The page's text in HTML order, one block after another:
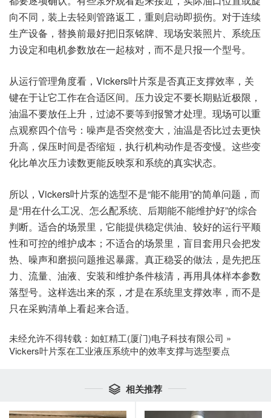
向不同，装上去轻则管路返工，重则启动即损伤。对于连续
生产设备，替换前最好把旧泵铭牌、现场安装照片、系统压
力设定和电机参数放在一起核对，而不是只报一个型号。
从运行管理角度看，Vickers叶片泵是否真正支撑效率，关
键在于让它工作在合适区间。压力设定不要长期贴近极限，
油温不要放任上升，过滤不要等到报警才处理。现场可以重
点观察四个信号：噪声是否突然变大，油温是否比过去更快
升高，保压时间是否缩短，执行机构动作是否变慢。这些变
化比单次压力读数更能反映泵和系统的真实状态。
所以，Vickers叶片泵的选型不是“能不能用”的简单问题，而
是“用在什么工况、怎么配系统、后期能不能维护好”的综合
判断。适合的场景里，它能提供稳定供油、较好的运行平顺
性和可控的维护成本；不适合的场景里，盲目套用只会把发
热、噪声和磨损问题推迟暴露。真正稳妥的做法，是先把压
力、流量、油液、安装和维护条件核清，再用具体样本参数
落型号。这样选出来的泵，才是在系统里支撑效率，而不是
只在采购清单上看起来合适。
未经允许不得转载： 如虹精工(厦门)电子科技有限公司 »
Vickers叶片泵在工业液压系统中的效率支撑与选型要点
 相关推荐